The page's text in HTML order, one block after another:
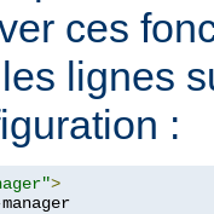
ces
lignes
:
>